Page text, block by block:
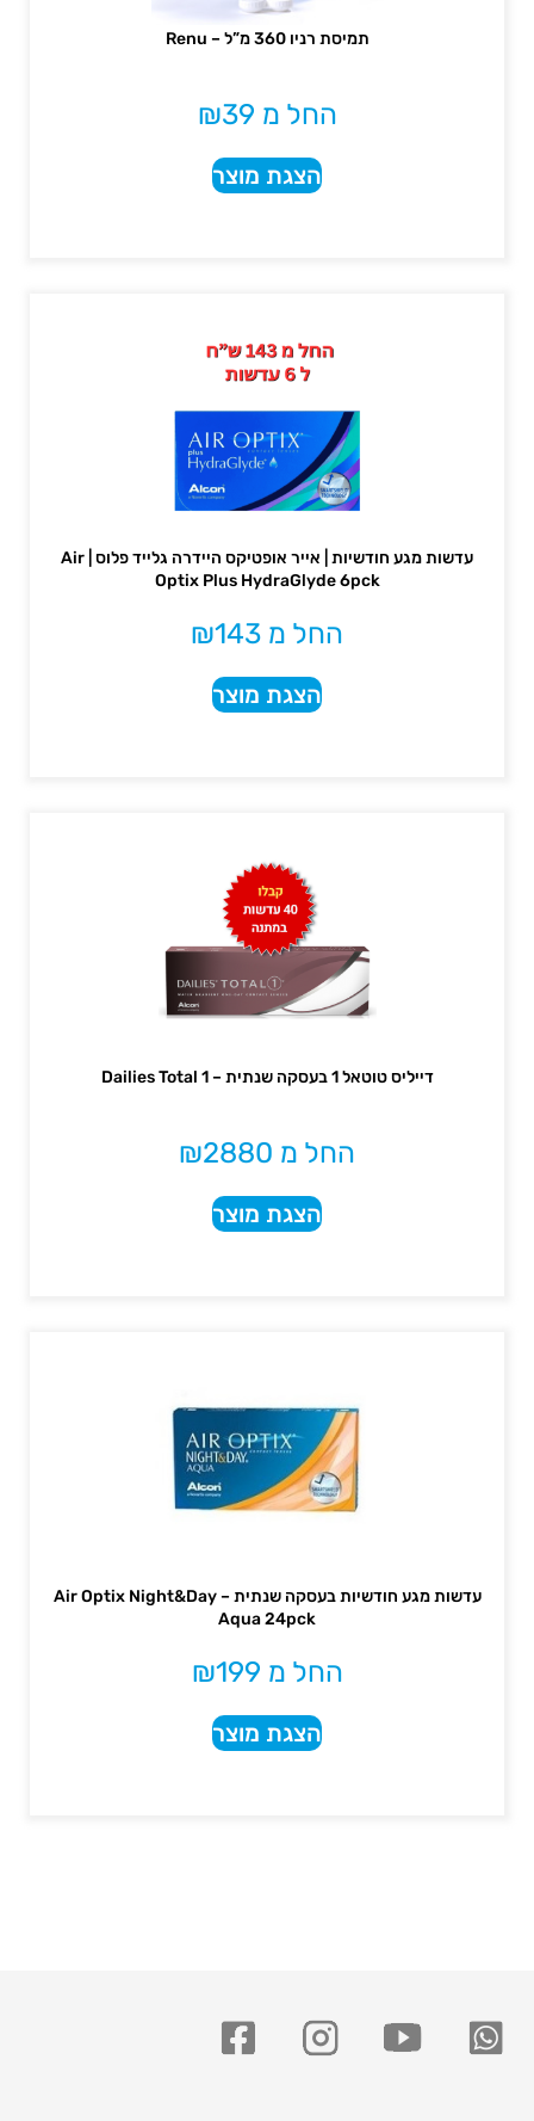
תמיסת רניו 360 מ”ל – Renu
החל מ ₪39
הצגת מוצר
עדשות מגע חודשיות | אייר אופטיקס היידרה גלייד פלוס | Air
Optix Plus HydraGlyde 6pck
החל מ ₪143
הצגת מוצר
דייליס טוטאל 1 בעסקה שנתית – Dailies Total 1
החל מ ₪2880
הצגת מוצר
עדשות מגע חודשיות בעסקה שנתית – Air Optix Night&Day
Aqua 24pck
החל מ ₪199
הצגת מוצר